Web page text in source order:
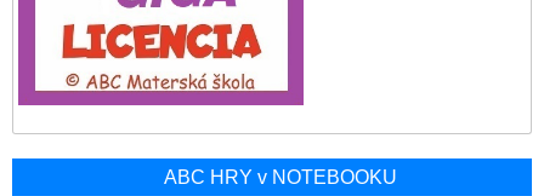
ABC HRY v NOTEBOOKU